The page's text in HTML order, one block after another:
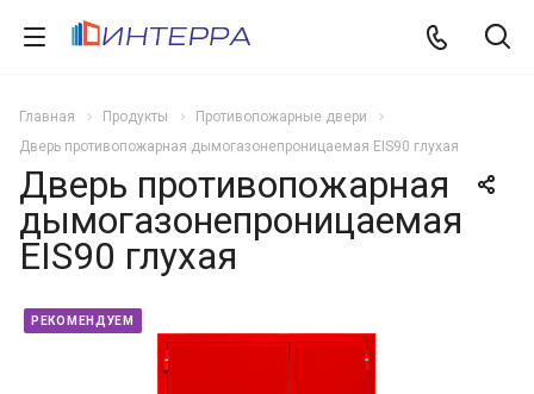
Главная Продукты
Противопожарные двери
Дверь противопожарная дымогазонепроницаемая EIS90 глухая
Дверь противопожарная
дымогазонепроницаемая
EIS90 глухая
РЕКОМЕНДУЕМ